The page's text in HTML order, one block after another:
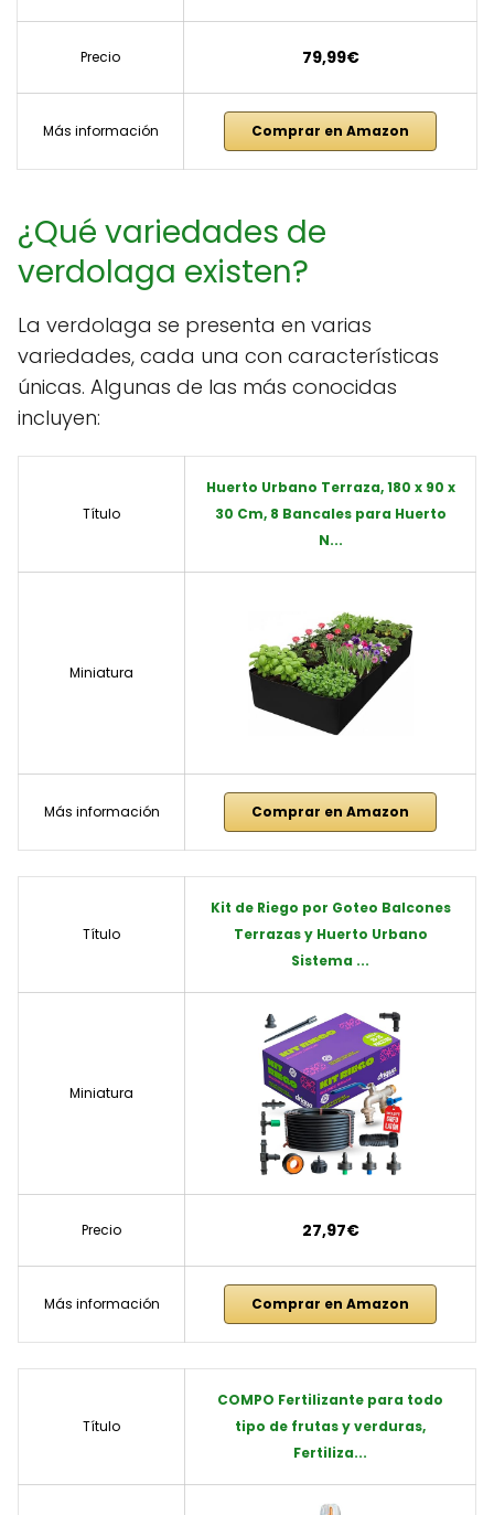
Precio 79,99€
Más información Comprar en Amazon
¿Qué variedades de
verdolaga existen?
La verdolaga se presenta en varias
variedades, cada una con características
únicas. Algunas de las más conocidas
incluyen:
Título
Huerto Urbano Terraza, 180 x 90 x
30 Cm, 8 Bancales para Huerto
N...
Miniatura
Más información Comprar en Amazon
Título
Kit de Riego por Goteo Balcones
Terrazas y Huerto Urbano
Sistema ...
Miniatura
Precio 27,97€
Más información Comprar en Amazon
Título
COMPO Fertilizante para todo
tipo de frutas y verduras,
Fertiliza...